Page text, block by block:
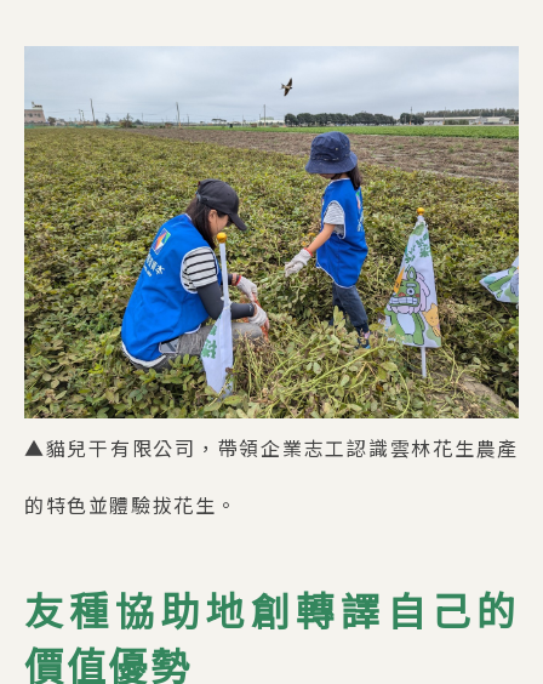
▲貓兒干有限公司，帶領企業志工認識雲林花生農產
的特色並體驗拔花生。
友種協助地創轉譯自己的
價值優勢